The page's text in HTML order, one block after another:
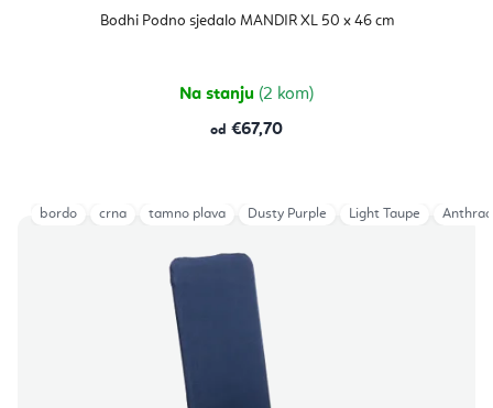
Bodhi Podno sjedalo MANDIR XL 50 x 46 cm
Na stanju (2 kom)
od €67,70
bordo crna tamno plava Dusty Purple Light Taupe